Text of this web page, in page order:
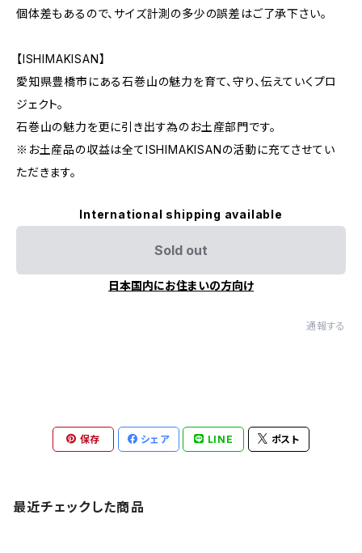
個体差もあるので、サイズ計測の多少の誤差はご了承下さい。
【ISHIMAKISAN】
愛知県豊橋市にある石巻山の魅力を育て、守り、伝えていくプロ
ジェクト。
石巻山の魅力を更に引き出す為のお土産部門です。
※お土産品の収益は全てISHIMAKISANの活動に充てさせてい
ただきます。
International shipping available
Sold out
日本国内にお住まいの方向け
通報する
保存 シェア LINE ポスト
最近チェックした商品